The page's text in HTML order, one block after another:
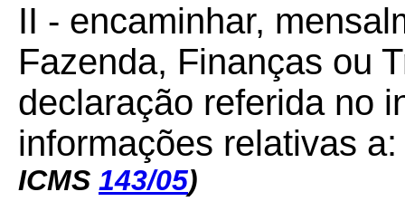
II - encaminhar,
Fazenda, Finanças ou
declaração referida no
informações relativas a:
ICMS 143/05)